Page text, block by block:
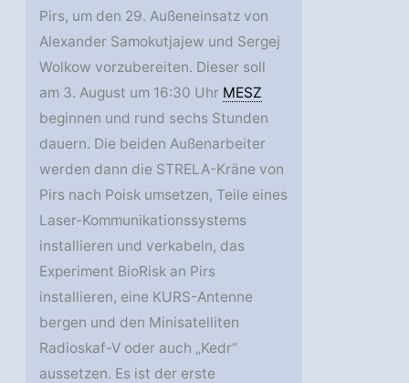
Pirs, um den 29. Außeneinsatz von
Alexander Samokutjajew und Sergej
Wolkow vorzubereiten. Dieser soll
am 3. August um 16:30 Uhr MESZ
beginnen und rund sechs Stunden
dauern. Die beiden Außenarbeiter
werden dann die STRELA-Kräne von
Pirs nach Poisk umsetzen, Teile eines
Laser-Kommunikationssystems
installieren und verkabeln, das
Experiment BioRisk an Pirs
installieren, eine KURS-Antenne
bergen und den Minisatelliten
Radioskaf-V oder auch „Kedr“
aussetzen. Es ist der erste